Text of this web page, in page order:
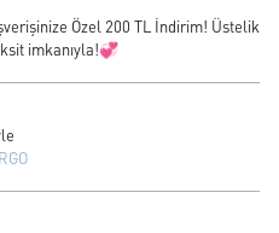
Özel 200 TL İndirim! Üstelik
imkanıyla!💞